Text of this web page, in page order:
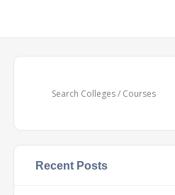
Recent Posts